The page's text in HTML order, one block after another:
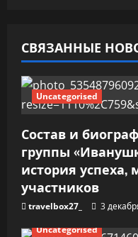
з
а
п
и
с
я
м
СВЯЗАННЫЕ
Uncategorised
Состав и
группы
история успеха,
участников
travelbox27_ 3
Uncategorised